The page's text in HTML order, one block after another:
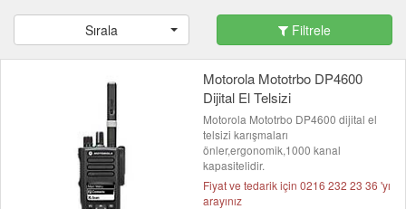
Sırala Filtrele
Motorola Mototrbo DP4600
Dijital El Telsizi
Motorola Mototrbo DP4600 dijital el
telsizi karışmaları
önler,ergonomik,1000 kanal
kapasitelidir.
Fiyat ve tedarik için 0216 232 23 36 'yı
arayınız